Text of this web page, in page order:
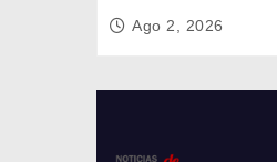
2026
Ago 2, 2026